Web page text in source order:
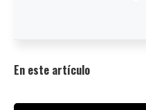
En este artículo